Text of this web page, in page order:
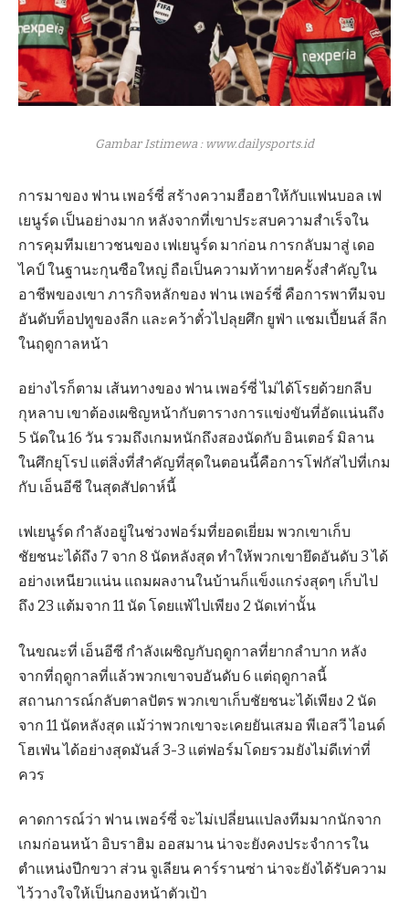
Gambar Istimewa : www.dailysports.id
การมาของ ฟาน เพอร์ซี่ สร้างความฮือฮาให้กับแฟนบอล เฟ
เยนูร์ด เป็นอย่างมาก หลังจากที่เขาประสบความสำเร็จใน
การคุมทีมเยาวชนของ เฟเยนูร์ด มาก่อน การกลับมาสู่ เดอ
ไคป์ ในฐานะกุนซือใหญ่ ถือเป็นความท้าทายครั้งสำคัญใน
อาชีพของเขา ภารกิจหลักของ ฟาน เพอร์ซี่ คือการพาทีมจบ
อันดับท็อปทูของลีก และคว้าตั๋วไปลุยศึก ยูฟ่า แชมเปี้ยนส์ ลีก
ในฤดูกาลหน้า
อย่างไรก็ตาม เส้นทางของ ฟาน เพอร์ซี่ ไม่ได้โรยด้วยกลีบ
กุหลาบ เขาต้องเผชิญหน้ากับตารางการแข่งขันที่อัดแน่นถึง
5 นัดใน 16 วัน รวมถึงเกมหนักถึงสองนัดกับ อินเตอร์ มิลาน
ในศึกยุโรป แต่สิ่งที่สำคัญที่สุดในตอนนี้คือการโฟกัสไปที่เกม
กับ เอ็นอีซี ในสุดสัปดาห์นี้
เฟเยนูร์ด กำลังอยู่ในช่วงฟอร์มที่ยอดเยี่ยม พวกเขาเก็บ
ชัยชนะได้ถึง 7 จาก 8 นัดหลังสุด ทำให้พวกเขายึดอันดับ 3 ได้
อย่างเหนียวแน่น แถมผลงานในบ้านก็แข็งแกร่งสุดๆ เก็บไป
ถึง 23 แต้มจาก 11 นัด โดยแพ้ไปเพียง 2 นัดเท่านั้น
ในขณะที่ เอ็นอีซี กำลังเผชิญกับฤดูกาลที่ยากลำบาก หลัง
จากที่ฤดูกาลที่แล้วพวกเขาจบอันดับ 6 แต่ฤดูกาลนี้
สถานการณ์กลับตาลปัตร พวกเขาเก็บชัยชนะได้เพียง 2 นัด
จาก 11 นัดหลังสุด แม้ว่าพวกเขาจะเคยยันเสมอ พีเอสวี ไอนด์
โฮเฟ่น ได้อย่างสุดมันส์ 3-3 แต่ฟอร์มโดยรวมยังไม่ดีเท่าที่
ควร
คาดการณ์ว่า ฟาน เพอร์ซี่ จะไม่เปลี่ยนแปลงทีมมากนักจาก
เกมก่อนหน้า อิบราฮิม ออสมาน น่าจะยังคงประจำการใน
ตำแหน่งปีกขวา ส่วน จูเลียน คาร์รานซ่า น่าจะยังได้รับความ
ไว้วางใจให้เป็นกองหน้าตัวเป้า